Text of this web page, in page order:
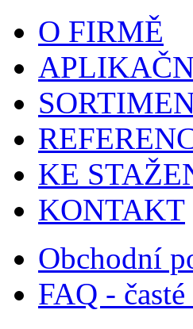
O FIRMĚ
KE
KONTAKT
Obchodní
FAQ -